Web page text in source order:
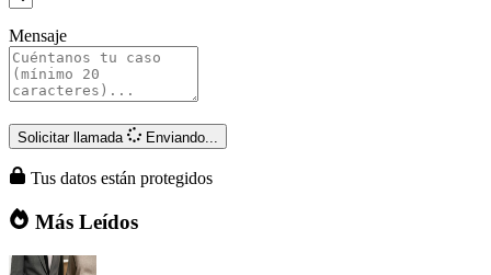
Mensaje
Solicitar llamada Enviando...
Tus datos están protegidos
Más Leídos